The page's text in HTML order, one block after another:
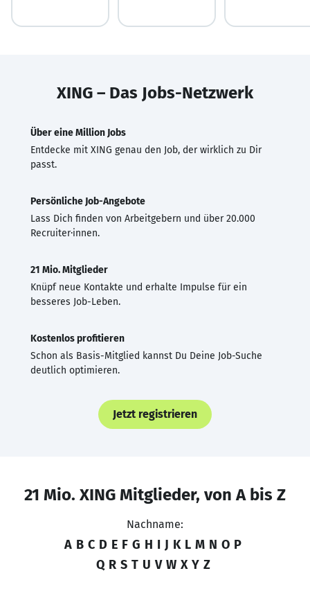
XING – Das Jobs-Netzwerk
Über eine Million Jobs
Entdecke mit XING genau den Job, der wirklich zu Dir
passt.
Persönliche Job-Angebote
Lass Dich finden von Arbeitgebern und über 20.000
Recruiter·innen.
21 Mio. Mitglieder
Knüpf neue Kontakte und erhalte Impulse für ein
besseres Job-Leben.
Kostenlos profitieren
Schon als Basis-Mitglied kannst Du Deine Job-Suche
deutlich optimieren.
Jetzt registrieren
21 Mio. XING Mitglieder, von A bis Z
Nachname:
A B C D E F G H I J K L M N O P
Q R S T U V W X Y Z